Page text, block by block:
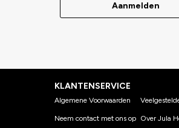
Aanmelden
KLANTENSERVICE
Algemene Voorwaarden
Neem contact met ons op Over Jula